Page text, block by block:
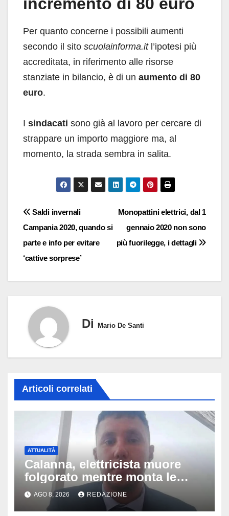
Per quanto concerne i possibili aumenti
secondo il sito scuolainforma.itl’ipotesi più
accreditata, in riferimento alle risorse
stanziate in bilancio, è di un aumento di 80
euro.
I sindacati sono già al lavoro per cercare di
strappare un importo maggiore ma, al
momento, la strada sembra in salita.
Navigazione
articoli
Monopattini elettrici, dal 1
gennaio 2020 non sono
più fuorilegge, i dettagli
Saldi invernali
Campania 2020, quando si
parte e info per evitare
‘cattive sorprese’
Di Mario De Santi
Articoli correlati
ATTUALITÀ
Calanna, elettricista muore
folgorato mentre monta le
luminarie della festa: chi era
Fabio Calabrò e cosa è
AGO 8, 2026 REDAZIONE